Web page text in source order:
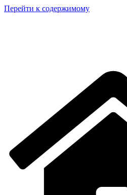
Перейти к содержимому